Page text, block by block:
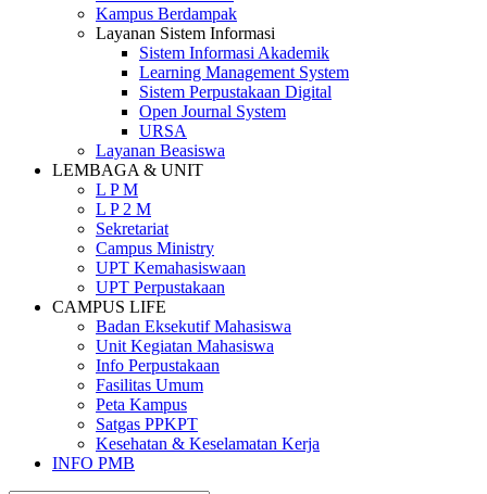
Kampus Berdampak
Layanan Sistem Informasi
Sistem Informasi Akademik
Learning Management System
Sistem Perpustakaan Digital
Open Journal System
URSA
Layanan Beasiswa
LEMBAGA & UNIT
L P M
L P 2 M
Sekretariat
Campus Ministry
UPT Kemahasiswaan
UPT Perpustakaan
CAMPUS LIFE
Badan Eksekutif Mahasiswa
Unit Kegiatan Mahasiswa
Info Perpustakaan
Fasilitas Umum
Peta Kampus
Satgas PPKPT
Kesehatan & Keselamatan Kerja
INFO PMB